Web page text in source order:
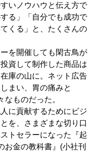
いノウハウと伝え方で
る」「自分でも成功で
くる」と、たくさんの
を開催しても閑古鳥が
資して制作した商品は
庫の山に。ネット広告
まい、胃の痛みと
ものだった。
に貢献するためにビジ
を、さまざまな切り口
トセラーになった『起
お金の教科書』(小社刊